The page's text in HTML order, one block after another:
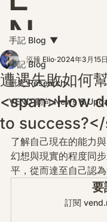
N
D
手記 Blog
研究 Research
VEND 動向 News &
手記 Blog
遭遇失敗如何
<span>How
to
泓臻 Elio 2024年3月15日
了解自己現在的能力
幻想與現實的程度同
平，從而達至自己認為
要
訂閱